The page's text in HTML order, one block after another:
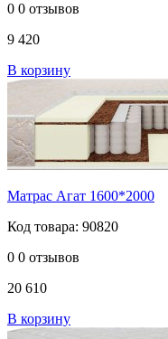
0 0 отзывов
9 420
В корзину
Матрас Агат 1600*2000
Код товара: 90820
0 0 отзывов
20 610
В корзину